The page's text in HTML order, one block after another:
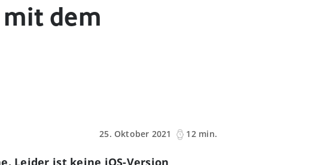
mit dem
25. Oktober 2021
12 min.
Leider ist keine iOS-Version